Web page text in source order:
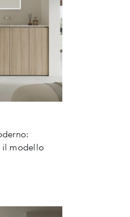
il modello